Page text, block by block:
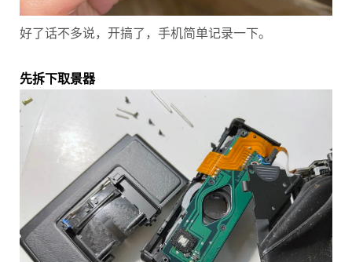
好了话不多说，开搞了，手机简单记录一下。
先拆下取景器